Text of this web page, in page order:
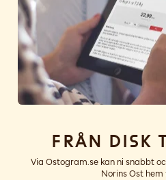
Från
Via Ostogram.se kan ni snabbt
Norins Ost